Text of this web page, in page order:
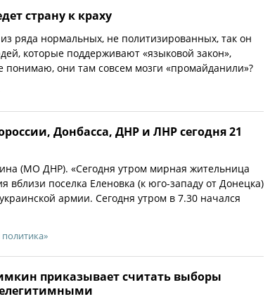
страну к краху
ряда нормальных, не политизированных, так он
которые поддерживают «языковой закон»,
понимаю, они там совсем мозги «промайданили»?
Донбасса, ДНР и ЛНР сегодня 21
(МО ДНР). «Сегодня утром мирная жительница
вблизи поселка Еленовка (к юго-западу от Донецка)
армии. Сегодня утром в 7.30 начался
приказывает считать выборы